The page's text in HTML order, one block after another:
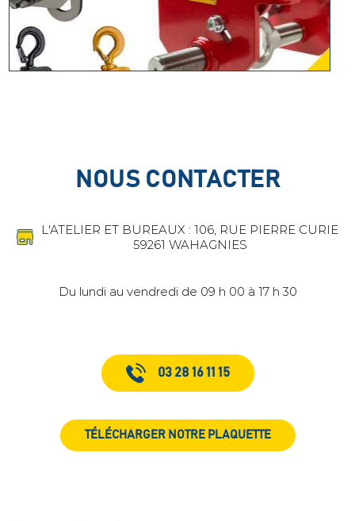
NOUS CONTACTER
L'ATELIER ET BUREAUX : 106, RUE PIERRE CURIE
59261 WAHAGNIES
Du lundi au vendredi de 09 h 00 à 17 h 30
03 28 16 11 15
TÉLÉCHARGER NOTRE PLAQUETTE